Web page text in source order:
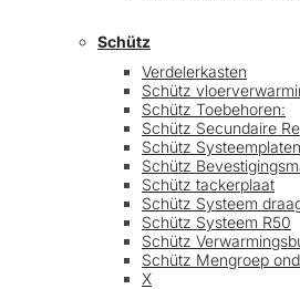
Schütz
Verdelerkasten
Schütz
Schütz Toebehoren:
Schütz Secundaire
Schütz
Schütz
Schütz tackerplaat
Schütz Systeem
Schütz Systeem R50
Schütz
Schütz Mengroep
X